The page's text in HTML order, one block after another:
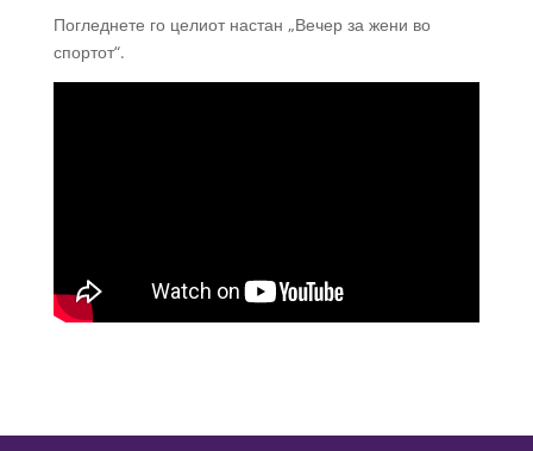
Погледнете го целиот настан „Вечер за жени во
спортот“.